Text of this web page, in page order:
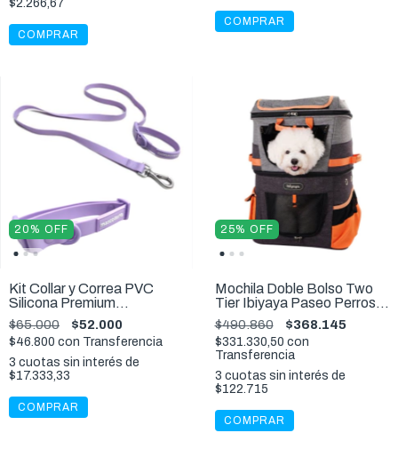
$2.266,67
COMPRAR
20% OFF
Kit Collar y Correa PVC
Silicona Premium
Impermeable Color Violeta
S,M,L
$65.000 $52.000
$46.800 con Transferencia
3 cuotas sin interés de
$17.333,33
COMPRAR
25% OFF
Mochila Doble Bolso Two
Tier Ibiyaya Paseo Perros
Gatos 12 Kg
$490.860 $368.145
$331.330,50 con
Transferencia
3 cuotas sin interés de
$122.715
COMPRAR